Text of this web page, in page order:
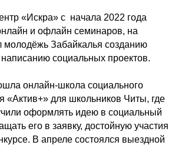
«Искра» с начала 2022 года
и офлайн семинаров, на
молодёжь Забайкалья созданию
социальных проектов.
онлайн-школа социального
«Актив+» для школьников Читы, где
оформлять идею в социальный
его в заявку, достойную участия
В апреле состоялся выездной